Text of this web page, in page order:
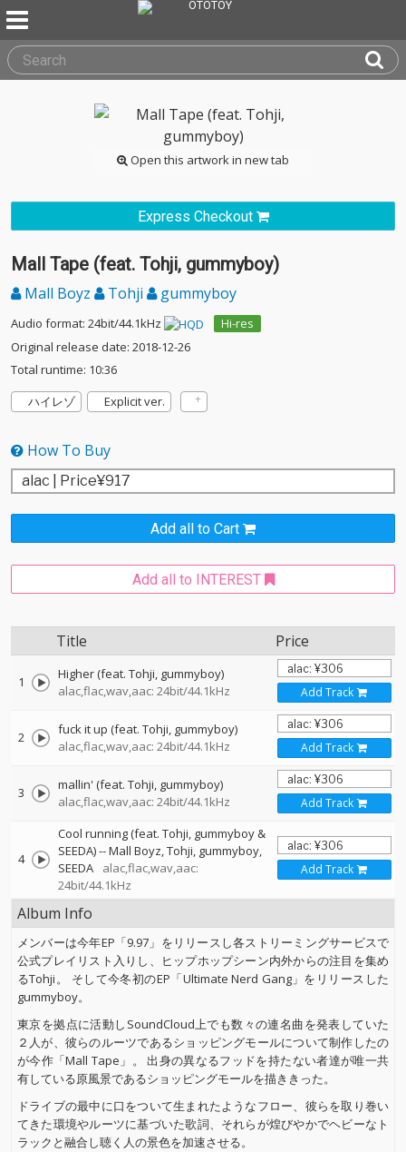
Open this artwork in new tab
Express Checkout
Mall Tape (feat. Tohji, gummyboy)
Mall Boyz Tohji gummyboy
Audio format: 24bit/44.1kHz
Hi-res
Original release date: 2018-12-26
Total runtime: 10:36
ハイレゾ
Explicit ver.
How To Buy
Add all to Cart
Add all to INTEREST
Title Price
1
Higher (feat. Tohji, gummyboy)
alac,flac,wav,aac: 24bit/44.1kHz
Add Track
2
fuck it up (feat. Tohji, gummyboy)
alac,flac,wav,aac: 24bit/44.1kHz
Add Track
3
mallin' (feat. Tohji, gummyboy)
alac,flac,wav,aac: 24bit/44.1kHz
Add Track
4
Cool running (feat. Tohji, gummyboy &
SEEDA)--Mall Boyz Tohji gummyboy
SEEDA
alac,flac,wav,aac:
24bit/44.1kHz
Add Track
Album Info
メンバーは今年EP「9.97」をリリースし各ストリーミングサービスで
公式プレイリスト入りし、ヒップホップシーン内外からの注目を集め
るTohji。 そして今冬初のEP「Ultimate Nerd Gang」をリリースした
gummyboy。
東京を拠点に活動しSoundCloud上でも数々の連名曲を発表していた
２人が、彼らのルーツであるショッピングモールについて制作したの
が今作「Mall Tape」。 出身の異なるフッドを持たない者達が唯一共
有している原風景であるショッピングモールを描ききった。
ドライブの最中に口をついて生まれたようなフロー、彼らを取り巻い
てきた環境やルーツに基づいた歌詞、それらが煌びやかでヘビーなト
ラックと融合し聴く人の景色を加速させる。